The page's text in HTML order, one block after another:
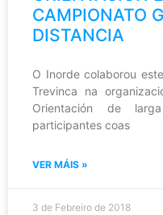
CAMPIONATO
DISTANCIA
O Inorde colaborou
Trevinca na
Orientación de
participantes coas
VER MÁIS »
3 de Febreiro de 2018